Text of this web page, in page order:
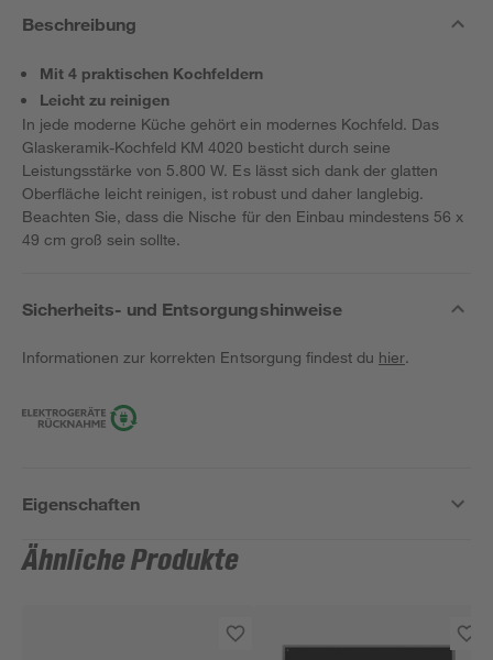
Beschreibung
Mit 4 praktischen Kochfeldern
Leicht zu reinigen
In jede moderne Küche gehört ein modernes Kochfeld. Das
Glaskeramik-Kochfeld KM 4020 besticht durch seine
Leistungsstärke von 5.800 W. Es lässt sich dank der glatten
Oberfläche leicht reinigen, ist robust und daher langlebig.
Beachten Sie, dass die Nische für den Einbau mindestens 56 x
49 cm groß sein sollte.
Sicherheits- und Entsorgungshinweise
Informationen zur korrekten Entsorgung findest du hier.
Eigenschaften
Ähnliche Produkte